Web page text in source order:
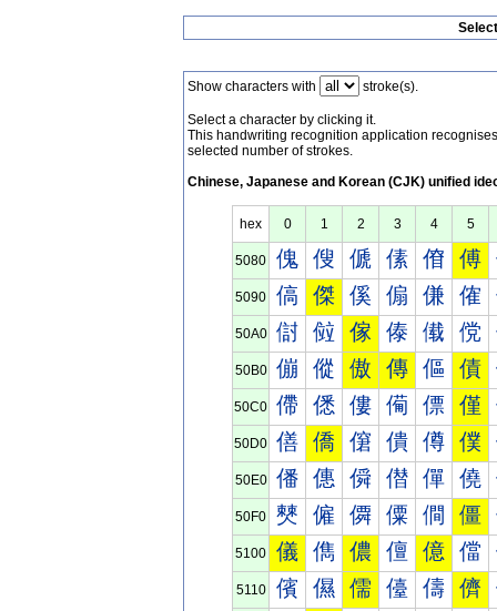
Show characters with stroke(s).
Select a character by clicking it.
This handwriting recognition application
selected number of strokes.
Chinese, Japanese and Korean (CJK) unified
hex 0 1 2 3 4 5
5080 傀 傁 傂 傃 傄 傅
5090 傐 傑 傒 傓 傔 傕
50A0 傠 傡 傢 傣 傤 傥
50B0 傰 傱 傲 傳 傴 債
50C0 僀 僁 僂 僃 僄 僅
50D0 僐 僑 僒 僓 僔 僕
50E0 僠 僡 僢 僣 僤 僥
50F0 僰 僱 僲 僳 僴 僵
5100 儀 儁 儂 儃 億 儅
5110 儐 儑 儒 儓 儔 儕